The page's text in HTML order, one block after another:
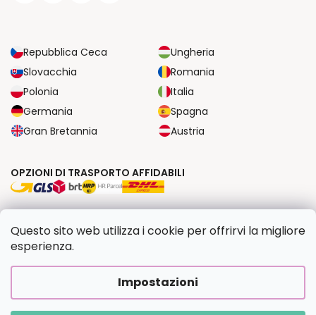
Questo sito web utilizza i cookie per offrirvi la migliore
esperienza.
Impostazioni
Repubblica Ceca
Ungheria
Slovacchia
Romania
Polonia
Italia
Germania
Spagna
Gran Bretannia
Austria
OPZIONI DI TRASPORTO AFFIDABILI
Creato da Shoptet Premium|UpraviloFV STUDIO
Copyright 2026Dipingilo.it. Tutti i diritti riservati.